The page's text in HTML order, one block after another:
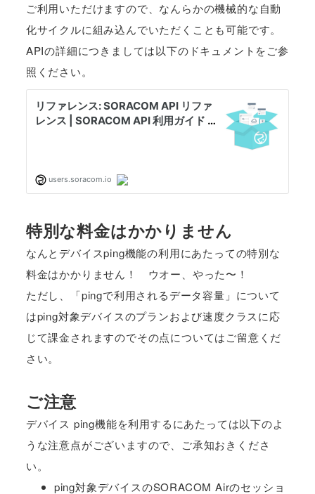
ご利用いただけますので、なんらかの機械的な自動
化サイクルに組み込んでいただくことも可能です。
APIの詳細につきましては以下のドキュメントをご参
照ください。
特別な料金はかかりません
なんとデバイスping機能の利用にあたっての特別な
料金はかかりません！ ウオー、やった〜！
ただし、「pingで利用されるデータ容量」について
はping対象デバイスのプランおよび速度クラスに応
じて課金されますのでその点についてはご留意くだ
さい。
ご注意
デバイス ping機能を利用するにあたっては以下のよ
うな注意点がございますので、ご承知おきくださ
い。
ping対象デバイスのSORACOM Airのセッショ